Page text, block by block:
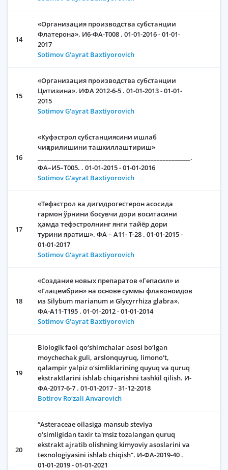
14
«Организация производства субстанции
Флатерона». И6-ФА-Т008 . 01-01-2016 - 01-01-
2017
Sotimov G‘ayrat Baxtiyorovich
15
«Организация производства субстанции
Цитизина». ИФА 2012-6-5 . 01-01-2013 - 01-01-
2015
Sotimov G‘ayrat Baxtiyorovich
16
«Куфэстрол субстанциясини ишлаб
чиқарилишини ташкиллаштириш»
__________________________________________________.
ФА–И5–Т005. . 01-01-2015 - 01-01-2016
Sotimov G‘ayrat Baxtiyorovich
17
«Тефэстрол ва дигидрогестерон асосида
гармон ўрнини босувчи дори воситасини
ҳамда тефэстролнинг янги тайёр дори
турини яратиш». ФА – А11- Т-28 . 01-01-2015 -
01-01-2017
Sotimov G‘ayrat Baxtiyorovich
18
«Создание новых препаратов «Гепасил» и
«Глацембрин» на основе суммы флавоноидов
из Silybum marianum и Glycyrrhiza glabra».
ФА-А11-Т195 . 01-01-2012 - 01-01-2014
Sotimov G‘ayrat Baxtiyorovich
19
Biologik faol qo‘shimchalar asosi bo‘lgan
moychechak guli, arslonquyruq, limono‘t,
qalampir yalpiz o‘simliklarining quyuq va quruq
ekstraktlarini ishlab chiqarishni tashkil qilish. И-
ФА-2017-6-7 . 01-01-2017 - 31-12-2018
Botirov Ro‘zali Anvarovich
20
“Asteraceae oilasiga mansub steviya
o‘simligidan taxir ta'msiz tozalangan quruq
ekstrakt ajratib olishning kimyoviy asoslarini va
texnologiyasini ishlab chiqish”. И-ФА-2019-40 .
01-01-2019 - 01-01-2021